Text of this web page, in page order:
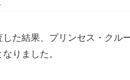
た結果、プリンセス・クル
りました。